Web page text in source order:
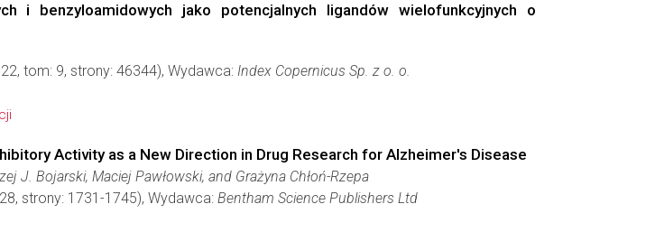
i benzyloamidowych jako potencjalnych ligandów wielofunkcyjnych o
tom: 9, strony: 46344), Wydawca: Index Copernicus Sp. z o. o.
Activity as a New Direction in Drug Research for Alzheimer's Disease
J. Bojarski, Maciej Pawłowski, and Grażyna Chłoń-Rzepa
strony: 1731-1745), Wydawca: Bentham Science Publishers Ltd